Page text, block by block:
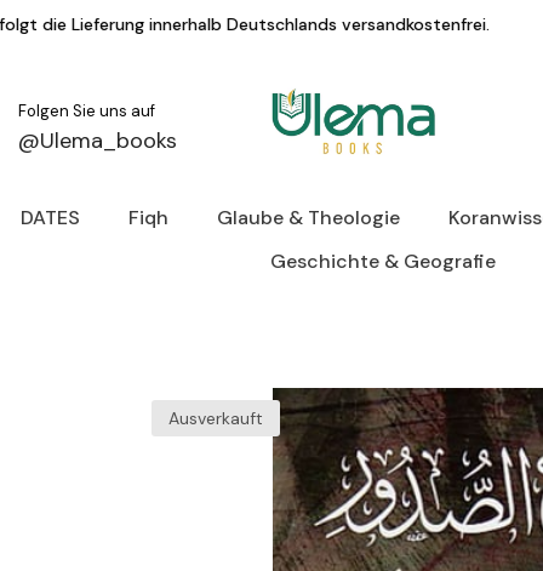
Deutschlands versandkostenfrei. KAUF AUF
Folgen Sie uns auf
@Ulema_books
DATES Fiqh Glaube & Theologie
Geschichte & Geografie
Ausverkauft